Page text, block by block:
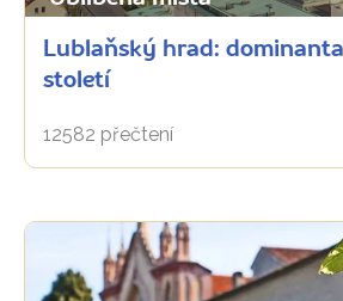
Lublaňský hrad:
století
12582 přečtení